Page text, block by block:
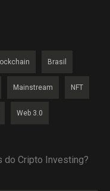
Brasil
Mainstream NFT
Web 3.0
do Cripto Investing?